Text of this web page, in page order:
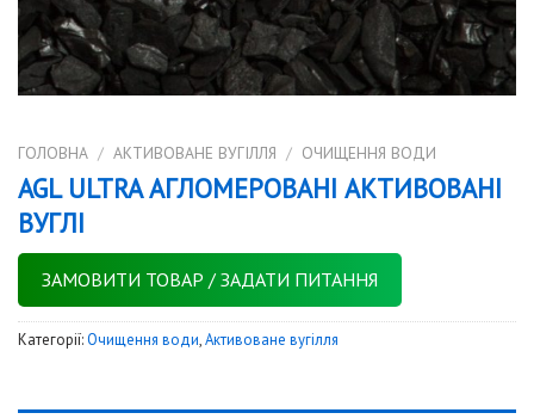
ГОЛОВНА / АКТИВОВАНЕ ВУГІЛЛЯ / ОЧИЩЕННЯ ВОДИ
AGL ULTRA АГЛОМЕРОВАНІ АКТИВОВАНІ
ВУГЛІ
ЗАМОВИТИ ТОВАР / ЗАДАТИ ПИТАННЯ
Категорії:Очищення води,Активоване вугілля